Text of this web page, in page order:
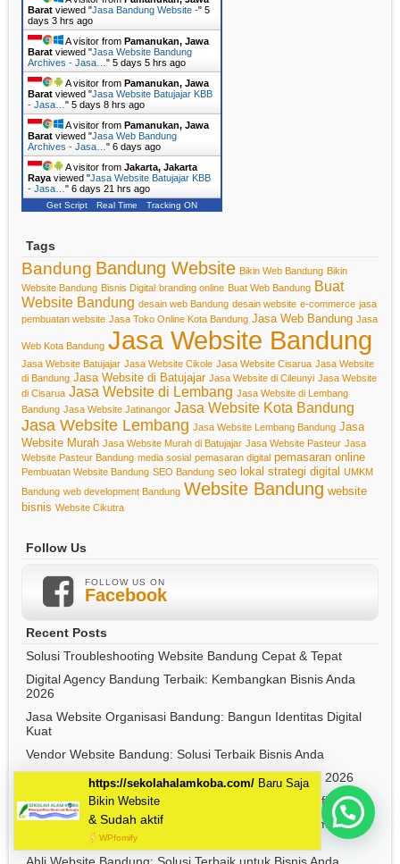
Barat viewed "Jasa Bandung Website -" 5
days 3 hrs ago
A visitor from Pamanukan, Jawa
Barat viewed "Jasa Website Bandung
Archives - Jasa… " 5 days 5 hrs ago
A visitor from Pamanukan, Jawa
Barat viewed "Jasa Website Batujajar KBB
- Jasa… " 5 days 8 hrs ago
A visitor from Pamanukan, Jawa
Barat viewed "Jasa Web Bandung
Archives - Jasa… " 6 days ago
A visitor from Jakarta, Jakarta
Raya viewed "Jasa Website Batujajar KBB
- Jasa… " 6 days 21 hrs ago
Get Script Real Time Tracking ON
Tags
Bandung Bandung Website Bikin Web Bandung Bikin
Website Bandung Bisnis Digital branding online Buat Web Bandung Buat
Website Bandung desain web Bandung desain website e-commerce jasa
pembuatan website Jasa Toko Online Kota Bandung Jasa Web Bandung Jasa
Web Kota Bandung Jasa Website Bandung
Jasa Website Batujajar Jasa Website Cikole Jasa Website Cisarua Jasa Website
di Bandung Jasa Website di Batujajar Jasa Website di Cileunyi Jasa Website
di Cisarua Jasa Website di Lembang Jasa Website di Lembang
Bandung Jasa Website Jatinangor Jasa Website Kota Bandung
Jasa Website Lembang Jasa Website Lembang Bandung Jasa
Website Murah Jasa Website Murah di Batujajar Jasa Website Pasteur Jasa
Website Pasteur Bandung media sosial pemasaran digital pemasaran online
Pembuatan Website Bandung SEO Bandung seo lokal strategi digital UMKM
Bandung web development Bandung Website Bandung website
bisnis Website Cikutra
Follow Us
FOLLOW US ON
Facebook
Recent Posts
Solusi Troubleshooting Website Bandung Cepat & Tepat
Digital Agency Bandung Terbaik: Kembangkan Bisnis Anda
2026
Jasa Website Organisasi Bandung: Bangun Identitas Digital
Kuat
Vendor Website Bandung: Solusi Terbaik Bisnis Anda
Pemasaran Online UMKM Bandung: Strategi Ampuh 2026
Jasa Integrasi API Website Bandung Profesional & Efisien
Monitoring Website Bandung: Jaga Performa & Keamanan
Ahli Website Bandung: Solusi Terbaik untuk Bisnis Anda
Mau Bikin Website Apa Kak?